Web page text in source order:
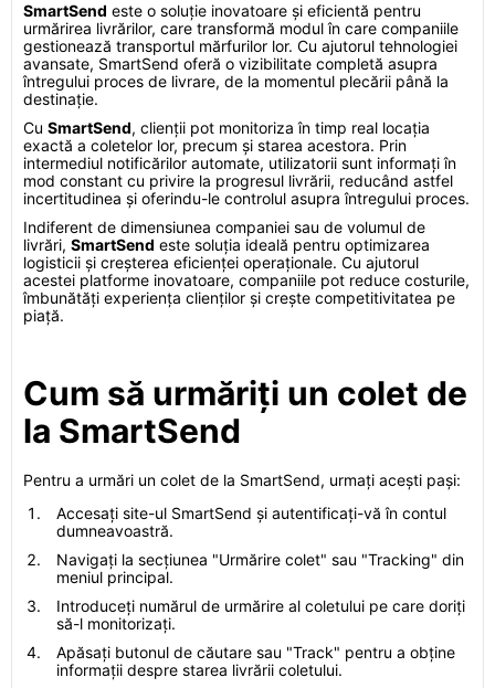
SmartSend este o soluție inovatoare și eficientă pentru
urmărirea livrărilor, care transformă modul în care companiile
gestionează transportul mărfurilor lor. Cu ajutorul tehnologiei
avansate, SmartSend oferă o vizibilitate completă asupra
întregului proces de livrare, de la momentul plecării până la
destinație.
Cu SmartSend, clienții pot monitoriza în timp real locația
exactă a coletelor lor, precum și starea acestora. Prin
intermediul notificărilor automate, utilizatorii sunt informați în
mod constant cu privire la progresul livrării, reducând astfel
incertitudinea și oferindu-le controlul asupra întregului proces.
Indiferent de dimensiunea companiei sau de volumul de
livrări, SmartSend este soluția ideală pentru optimizarea
logisticii și creșterea eficienței operaționale. Cu ajutorul
acestei platforme inovatoare, companiile pot reduce costurile,
îmbunătăți experiența clienților și crește competitivitatea pe
piață.
Cum să urmăriți un colet de
la SmartSend
Pentru a urmări un colet de la SmartSend, urmați acești pași:
Accesați site-ul SmartSend și autentificați-vă în contul
dumneavoastră.
Navigați la secțiunea "Urmărire colet" sau "Tracking" din
meniul principal.
Introduceți numărul de urmărire al coletului pe care doriți
să-l monitorizați.
Apăsați butonul de căutare sau "Track" pentru a obține
informații despre starea livrării coletului.